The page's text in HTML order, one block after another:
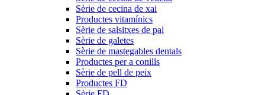
Sèrie de cecina de xai
Productes vitamínics
Sèrie de salsitxes de pal
Sèrie de galetes
Sèrie de mastegables dentals
Productes per a conills
Sèrie de pell de peix
Productes FD